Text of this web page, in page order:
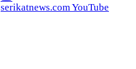
serikatnews.com YouTube